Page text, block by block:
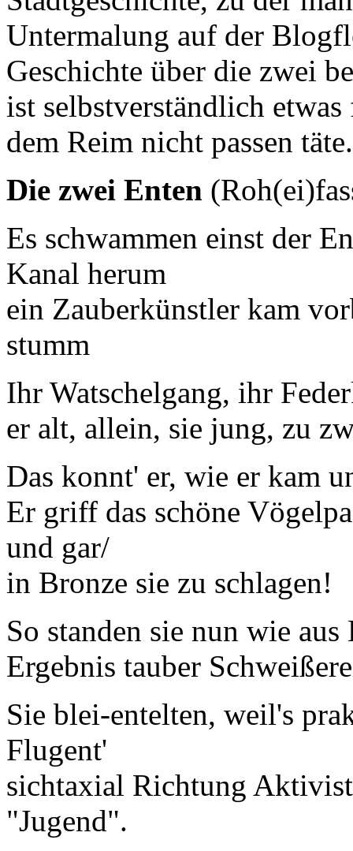
Untermalung auf der
Geschichte über die zwei
ist selbstverständlich
dem Reim nicht passen täte.
Die zwei Enten
Es schwammen einst der
Kanal herum
ein Zauberkünstler kam
stumm
Ihr Watschelgang, ihr
er alt, allein, sie jung, zu
Das konnt' er, wie er kam
Er griff das schöne
und gar/
in Bronze sie zu schlagen!
So standen sie nun wie
Ergebnis tauber
Sie blei-entelten, weil's
Flugent'
sichtaxial Richtung
"Jugend".